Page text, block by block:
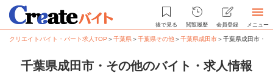
後で見る 閲覧履歴 会員登録 メニュー
クリエイトバイト・パート求人TOP ＞千葉県＞千葉県その他＞千葉県成田市＞千葉県成田市・
千葉県成田市・その他のバイト・求人情報